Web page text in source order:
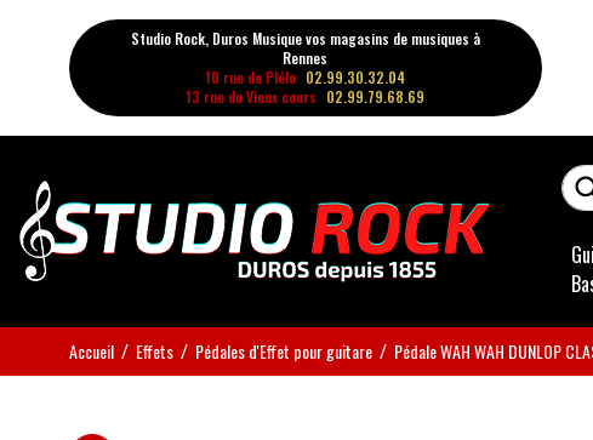
Studio Rock, Duros Musique vos magasins de musiques à
Rennes
10 rue de Plélo 02.99.30.32.04
13 rue du Vieux cours 02.99.79.68.69
Accueil Effets Pédales d'Effet pour guitare Pédale WAH WAH DUNLOP